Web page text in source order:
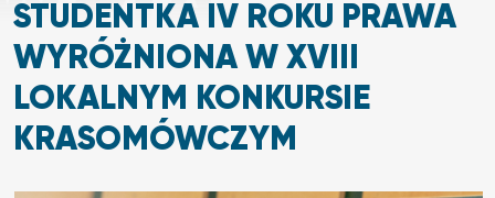
STUDENTKA IV ROKU PRAWA
WYRÓŻNIONA W XVIII
LOKALNYM KONKURSIE
KRASOMÓWCZYM